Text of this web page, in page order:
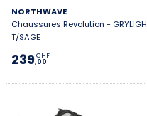
NORTHWAVE
Chaussures Revolution - GRYLIGH
T/SAGE
239,00
CHF